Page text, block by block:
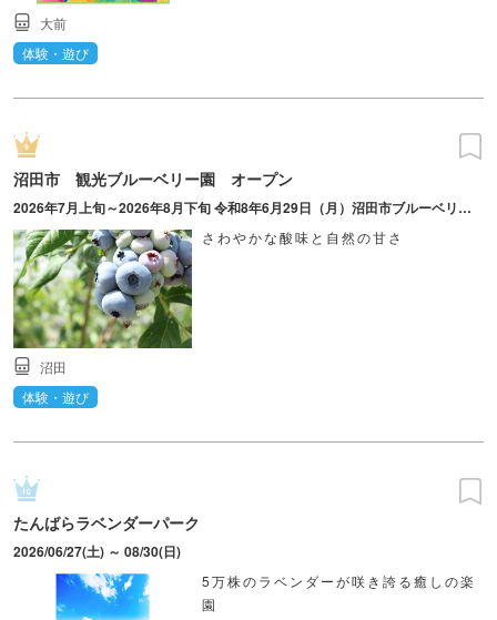
大前
体験・遊び
沼田市 観光ブルーベリー園 オープン
2026年7月上旬～2026年8月下旬 令和8年6月29日（月）沼田市ブルーベリー組合開園式 ※開園時期、定休日は各園によって異なるため事前の確認を。結実の状況により、開園日・閉園日が前後する場合あり
さわやかな酸味と自然の甘さ
沼田
体験・遊び
たんばらラベンダーパーク
2026/06/27(土) ～ 08/30(日)
5万株のラベンダーが咲き誇る癒しの楽
園